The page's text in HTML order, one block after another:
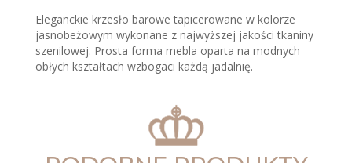
Eleganckie krzesło barowe tapicerowane w kolorze
jasnobeżowym wykonane z najwyższej jakości tkaniny
szenilowej. Prosta forma mebla oparta na modnych
obłych kształtach wzbogaci każdą jadalnię.